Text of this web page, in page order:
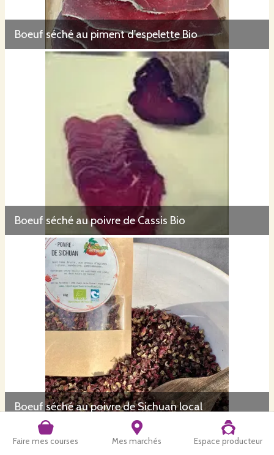
Faire mes courses Mes marchés Espace producteur
Boeuf séché au piment d'espelette Bio
Boeuf séché au poivre de Cassis Bio
Boeuf séché au poivre de Sichuan local